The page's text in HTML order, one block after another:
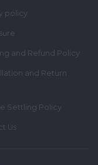
policy
and Refund Policy
and Return
Settling Policy
Us